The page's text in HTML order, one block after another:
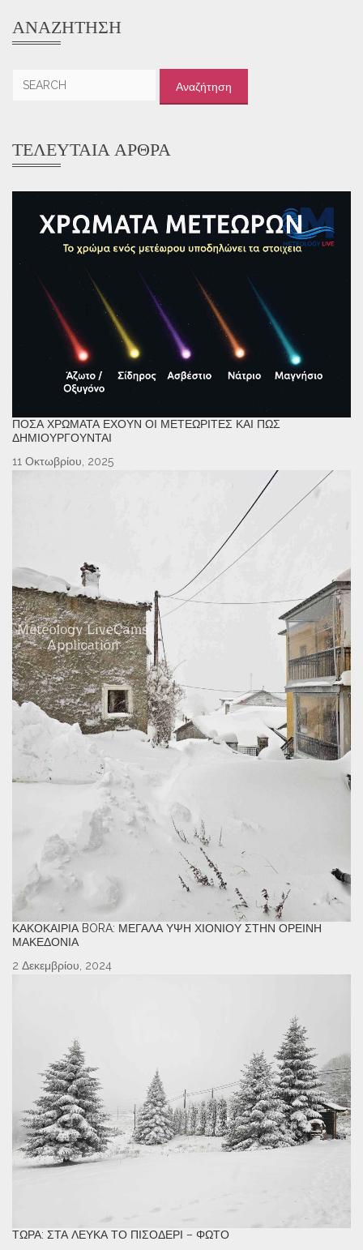
ΑΝΑΖΉΤΗΣΗ
ΤΕΛΕΥΤΑΊΑ ΆΡΘΡΑ
ΠΌΣΑ ΧΡΏΜΑΤΑ ΈΧΟΥΝ ΟΙ ΜΕΤΕΩΡΊΤΕΣ ΚΑΙ ΠΏΣ
ΔΗΜΙΟΥΡΓΟΎΝΤΑΙ
11 Οκτωβρίου, 2025
ΚΑΚΟΚΑΙΡΊΑ BORA: ΜΕΓΆΛΑ ΎΨΗ ΧΙΟΝΙΟΎ ΣΤΗΝ ΟΡΕΙΝΉ
ΜΑΚΕΔΟΝΊΑ
2 Δεκεμβρίου, 2024
ΤΏΡΑ: ΣΤΑ ΛΕΥΚΆ ΤΟ ΠΙΣΟΔΈΡΙ – ΦΩΤΌ